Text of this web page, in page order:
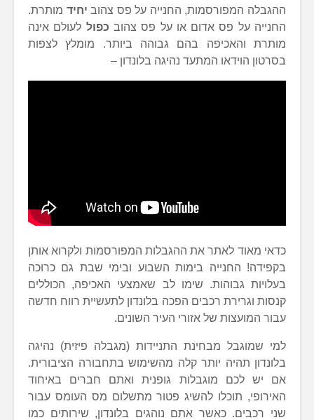
ההגבלה המפורסמות, החנייה על פס צהוב יחיד מותרת.
החנייה על פס אדום או על פס צהוב כפול לעולם אינה
מותרת והאכיפה בהם גבוהה ביותר. מומלץ לצפות
בסרטון הוידאו המתעד נהיגה בלונדון –
כדאי מאוד לאתר את ההגבלות המפורסמות ולקרוא אותן
בקפידה! החנייה בימות השבוע ובימי שבת גם כרוכה
בעלויות גבוהות. שימו לב שאמצעי האכיפה, הכוללים
קנסות וגרירת רכבים הפכה בלונדון לתעשיית רווח חדשה
עבור המועצות של אזורי העיר השונים.
למי שמוגבל מבחינת התניידות (מגבלה פיזית) נהיגה
בלונדון תהיה יותר קלה מהשימוש בתחבורה הציבורית.
אם יש לכם מוגבלות גופנית ואתם חברים באיחוד
האירופי, תוכלו להשיג פטור מתשלום מס העומס עבור
שני רכבים. כאשר אתם נוהגים בלונדון, שירותים כמו